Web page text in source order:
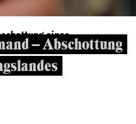
– Abschottung